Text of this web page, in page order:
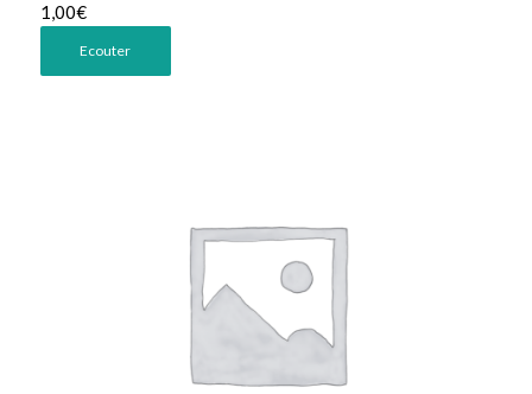
1,00€
Ecouter